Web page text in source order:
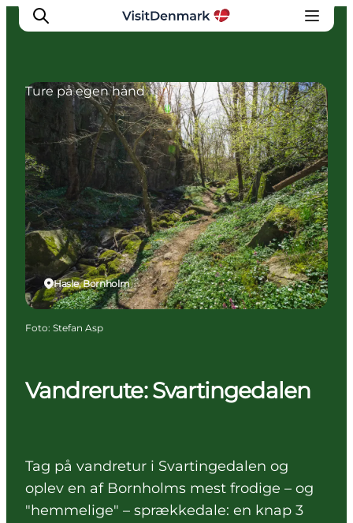
Inspiration
Destinationer
Oplevelser
Overnatning
Planlæg ferien
Vandrerute: Svartingedalen
Tag på vandretur i Svartingedalen og
oplev en af Bornholms mest frodige – og
"hemmelige" – sprækkedale: en knap 3
Hasle, Bornholm
Ture på egen hånd
Foto: Stefan Asp